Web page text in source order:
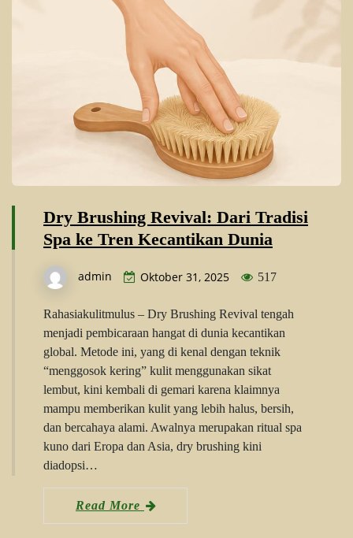
Dry Brushing Revival: Dari Tradisi
Spa ke Tren Kecantikan Dunia
admin Oktober 31, 2025 517
Rahasiakulitmulus – Dry Brushing Revival tengah
menjadi pembicaraan hangat di dunia kecantikan
global. Metode ini, yang di kenal dengan teknik
“menggosok kering” kulit menggunakan sikat
lembut, kini kembali di gemari karena klaimnya
mampu memberikan kulit yang lebih halus, bersih,
dan bercahaya alami. Awalnya merupakan ritual spa
kuno dari Eropa dan Asia, dry brushing kini
diadopsi…
Read More